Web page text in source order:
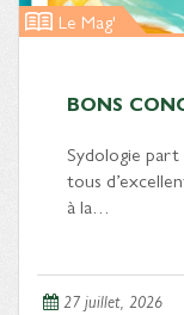
Le Mag'
BONS
Sydologie
tous
à la…
27 juillet, 2026